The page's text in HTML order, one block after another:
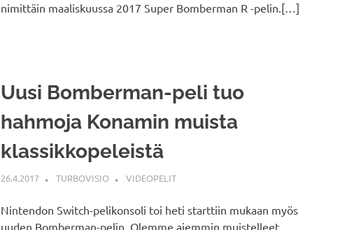
nimittäin maaliskuussa 2017 Super Bomberman R -pelin.[…]
Uusi Bomberman-peli tuo
hahmoja Konamin muista
klassikkopeleistä
26.4.2017 TURBOVISIO VIDEOPELIT
Nintendon Switch-pelikonsoli toi heti starttiin mukaan myös
uuden Bomberman-pelin. Olemme aiemmin muistelleet